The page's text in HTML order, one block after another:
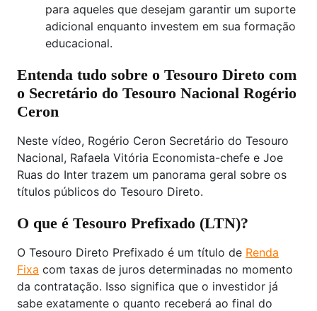
para aqueles que desejam garantir um suporte
adicional enquanto investem em sua formação
educacional.
Entenda tudo sobre o Tesouro Direto com
o Secretário do Tesouro Nacional Rogério
Ceron
Neste vídeo, Rogério Ceron Secretário do Tesouro
Nacional, Rafaela Vitória Economista-chefe e Joe
Ruas do Inter trazem um panorama geral sobre os
títulos públicos do Tesouro Direto.
O que é Tesouro Prefixado (LTN)?
O Tesouro Direto Prefixado é um título de Renda
Fixa com taxas de juros determinadas no momento
da contratação. Isso significa que o investidor já
sabe exatamente o quanto receberá ao final do